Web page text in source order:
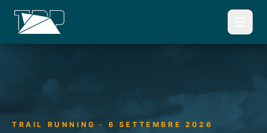
TRAIL RUNNING · 6 SETTEMBRE 2026